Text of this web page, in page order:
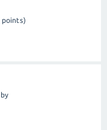
points)
by